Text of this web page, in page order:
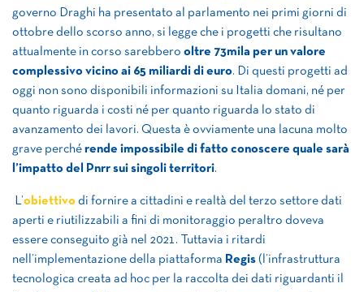
governo Draghi ha presentato al parlamento nei primi giorni di
ottobre dello scorso anno, si legge che i progetti che risultano
attualmente in corso sarebbero oltre 73mila per un valore
complessivo vicino ai 65 miliardi di euro. Di questi progetti ad
oggi non sono disponibili informazioni su Italia domani, né per
quanto riguarda i costi né per quanto riguarda lo stato di
avanzamento dei lavori. Questa è ovviamente una lacuna molto
grave perché rende impossibile di fatto conoscere quale sarà
l’impatto del Pnrr sui singoli territori.
L’obiettivo di fornire a cittadini e realtà del terzo settore dati
aperti e riutilizzabili a fini di monitoraggio peraltro doveva
essere conseguito già nel 2021. Tuttavia i ritardi
nell’implementazione della piattaforma Regis (l’infrastruttura
tecnologica creata ad hoc per la raccolta dei dati riguardanti il